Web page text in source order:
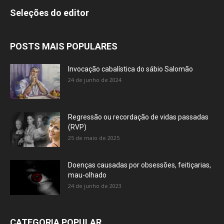
Seleções do editor
POSTS MAIS POPULARES
Invocação cabalística do sábio Salomão
24 de junho de 2024
Regressão ou recordação de vidas passadas
(RVP)
25 de maio de 2025
Doenças causadas por obsessões, feitiçarias,
mau-olhado
24 de junho de 2023